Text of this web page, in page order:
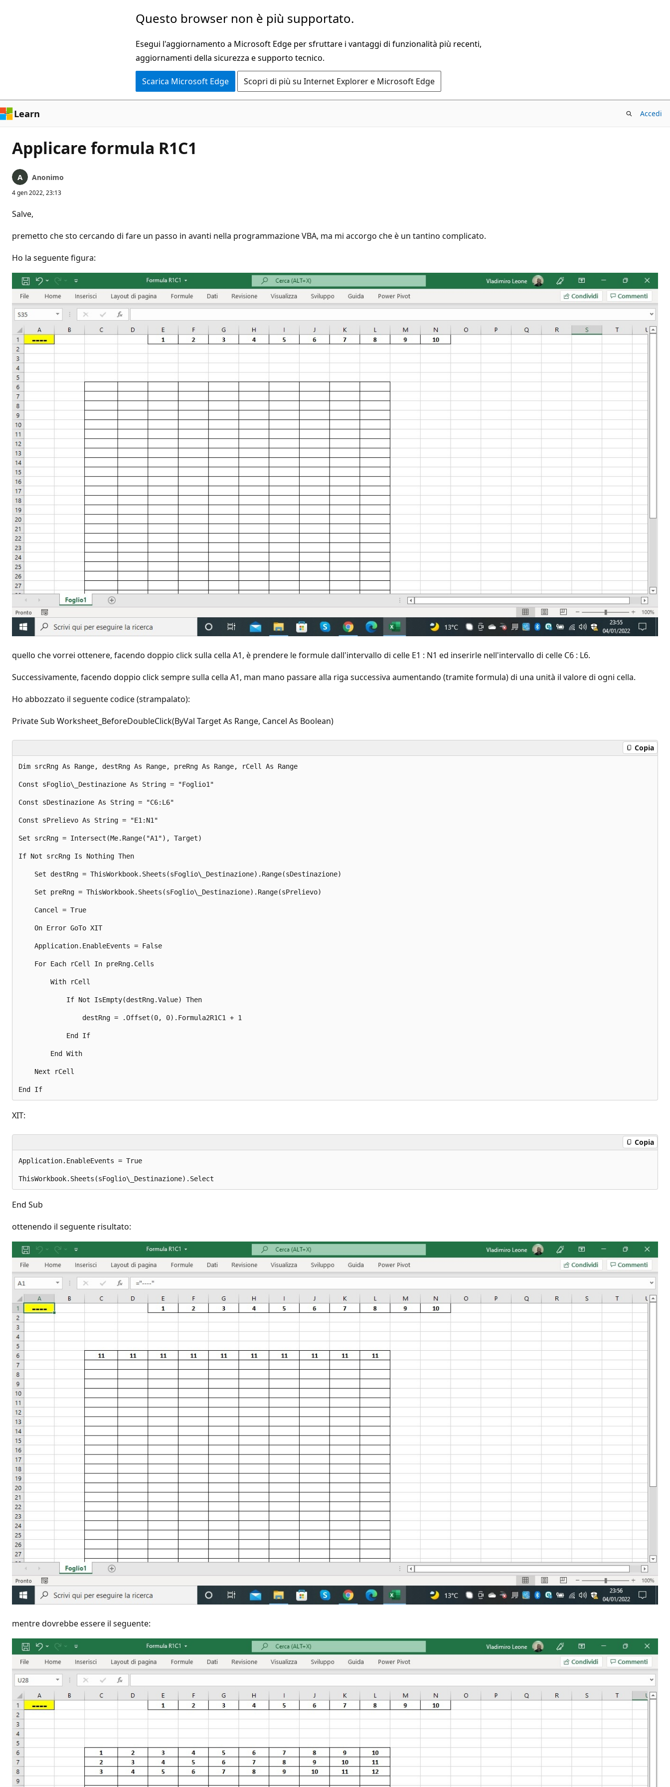
Questo browser non è più supportato.
Esegui l'aggiornamento a Microsoft Edge per sfruttare i vantaggi di funzionalità più recenti,
aggiornamenti della sicurezza e supporto tecnico.
Scarica Microsoft Edge Scopri di più su Internet Explorer e Microsoft Edge
Learn Accedi
Applicare formula R1C1
Anonimo
4 gen 2022, 23:13
Salve,
premetto che sto cercando di fare un passo in avanti nella programmazione VBA, ma mi accorgo che è un tantino complicato.
Ho la seguente figura:
quello che vorrei ottenere, facendo doppio click sulla cella A1, è prendere le formule dall'intervallo di celle E1 : N1 ed inserirle nell'intervallo di celle C6 : L6.
Successivamente, facendo doppio click sempre sulla cella A1, man mano passare alla riga successiva aumentando (tramite formula) di una unità il valore di ogni cella.
Ho abbozzato il seguente codice (strampalato):
Private Sub Worksheet_BeforeDoubleClick(ByVal Target As Range, Cancel As Boolean)
Copia
Dim srcRng As Range, destRng As Range, preRng As Range, rCell As Range
Const sFoglio\_Destinazione As String = "Foglio1"
Const sDestinazione As String = "C6:L6"
Const sPrelievo As String = "E1:N1"
Set srcRng = Intersect(Me.Range("A1"), Target)
If Not srcRng Is Nothing Then
    Set destRng = ThisWorkbook.Sheets(sFoglio\_Destinazione).Range(sDestinazione)
    Set preRng = ThisWorkbook.Sheets(sFoglio\_Destinazione).Range(sPrelievo)
    Cancel = True
    On Error GoTo XIT
    Application.EnableEvents = False
    For Each rCell In preRng.Cells
        With rCell
            If Not IsEmpty(destRng.Value) Then
                destRng = .Offset(0, 0).Formula2R1C1 + 1
            End If
        End With
    Next rCell
XIT:
Copia
Application.EnableEvents = True
End Sub
ottenendo il seguente risultato:
mentre dovrebbe essere il seguente: